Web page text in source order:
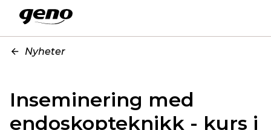
Nyheter
Inseminering med
endoskopteknikk - kurs i